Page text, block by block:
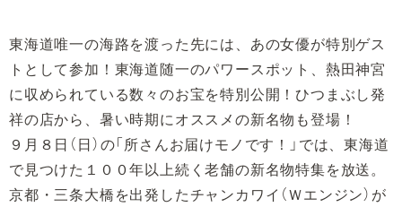
東海道唯一の海路を渡った先には、あの女優が特別ゲス
トとして参加！東海道随一のパワースポット、熱田神宮
に収められている数々のお宝を特別公開！ひつまぶし発
祥の店から、暑い時期にオススメの新名物も登場！
９月８日（日）の「所さんお届けモノです！」では、東海道
で見つけた１００年以上続く老舗の新名物特集を放送。
京都・三条大橋を出発したチャンカワイ（Ｗエンジン）が